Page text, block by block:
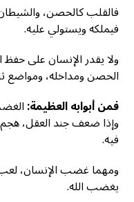
فالقلب كالحصن،
فيملكه ويستولي عليه.
ولا يقدر الإنسان على
الحصن ومداخله، ومواضع
فمن أبوابه العظيمة:
وإذا ضعف جند العقل،
فيه.
ومهما غضب الإنسان،
يغضب الله.